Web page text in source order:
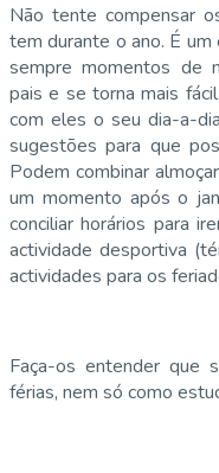
Não tente compensar
tem durante o ano. É
sempre momentos de
pais e se torna mais
com eles o seu dia-a-
sugestões para que
Podem combinar
um momento após o
conciliar horários para
actividade desportiva
actividades para os
Faça-os entender que
férias, nem só como